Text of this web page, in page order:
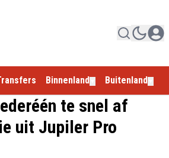
Binnenland Buitenland
te snel af
uit Jupiler Pro